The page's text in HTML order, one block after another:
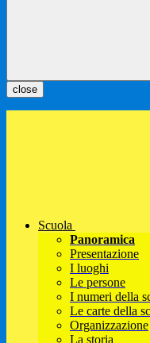
close
Scuola
Panoramica
Presentazione
I luoghi
Le persone
I numeri della
Le carte della
Organizzazione
La storia